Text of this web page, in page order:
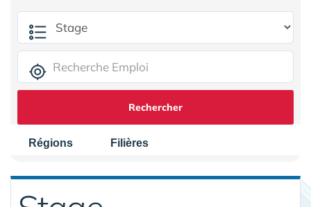
Rechercher
Régions Filières